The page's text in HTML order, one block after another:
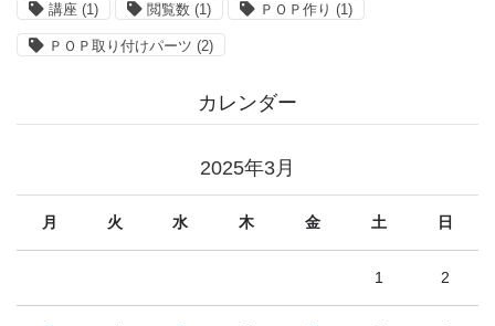
講座 (1) 閲覧数 (1) ＰＯＰ作り (1)
ＰＯＰ取り付けパーツ (2)
カレンダー
2025年3月
月 火 水 木 金 土 日
1 2